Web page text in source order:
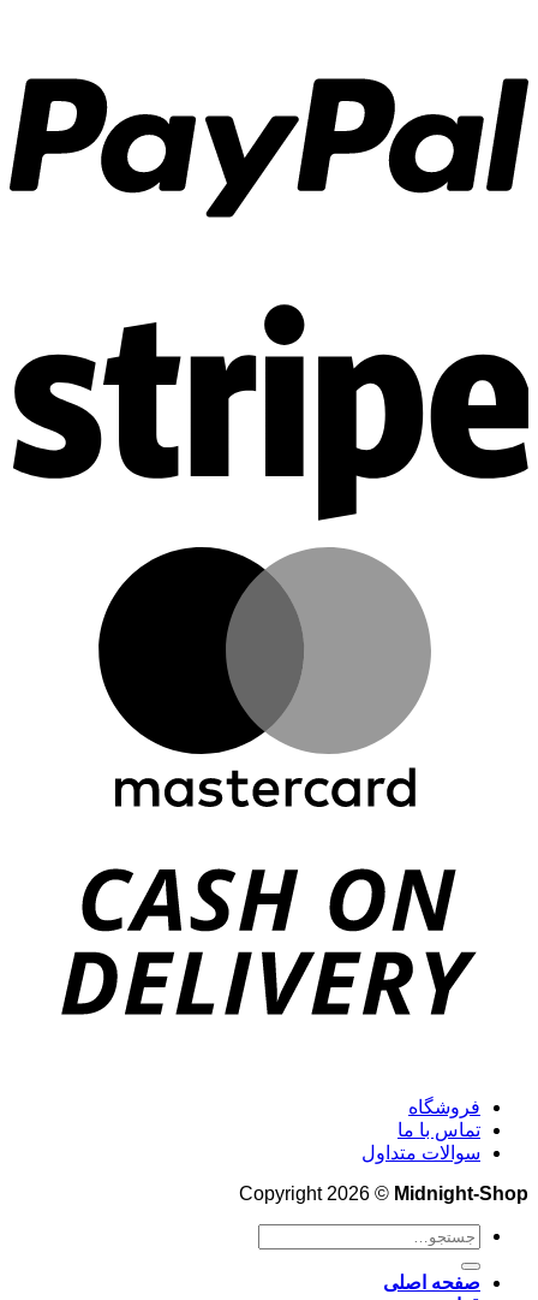
فروشگاه
تماس با ما
سوالات متداول
Copyright 2026 © Midnight-Shop
جستجو
صفحه اصلی